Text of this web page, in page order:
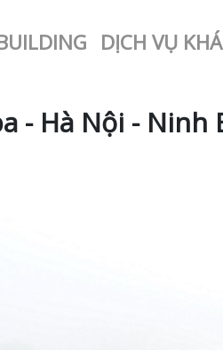
DỊCH VỤ
- Hà Nội - Ninh